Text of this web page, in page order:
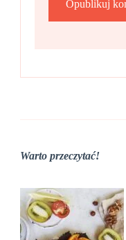
Warto przeczytać!